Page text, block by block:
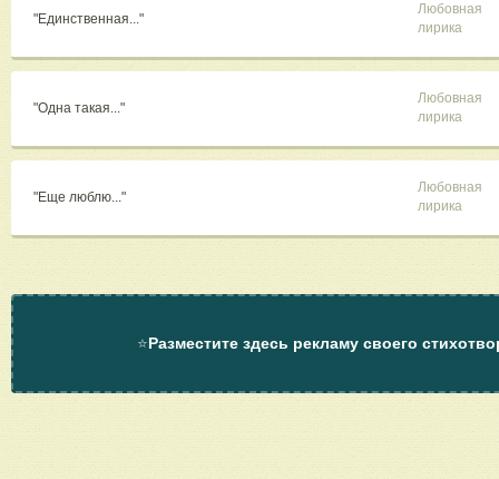
"Единственная..."
Любовная
лирика
"Одна такая..."
Любовная
лирика
"Еще люблю..."
Любовная
лирика
⭐Разместите здесь рекламу своего